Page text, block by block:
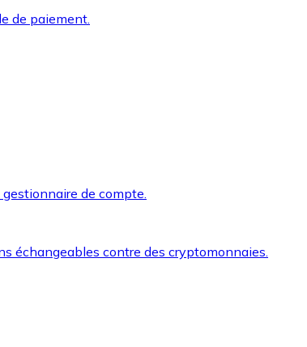
de paiement.
de compte.
échangeables contre des cryptomonnaies.